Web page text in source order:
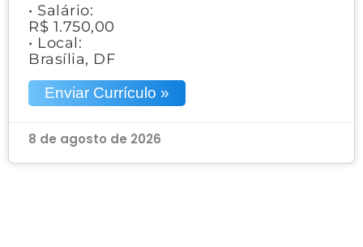
• Salário:
R$ 1.750,00
• Local:
Brasília, DF
Enviar Currículo »
8 de agosto de 2026